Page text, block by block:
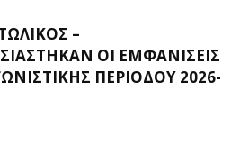
–
ΟΙ ΕΜΦΑΝΊΣΕΙΣ
ΠΕΡΙΌΔΟΥ 2026-